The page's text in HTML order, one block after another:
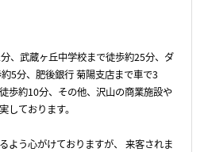
、武蔵ヶ丘中学校まで徒歩約25分、ダ
5分、肥後銀行 菊陽支店まで車で3
歩約10分、その他、沢山の商業施設や
しております。
よう心がけておりますが、 来客されま